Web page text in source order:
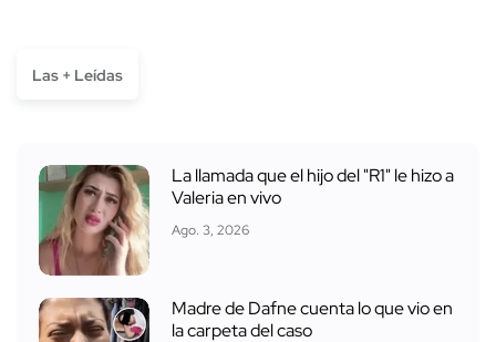
Las + Leídas
La llamada que el hijo del "R1" le hizo a
Valeria en vivo
Ago. 3, 2026
Madre de Dafne cuenta lo que vio en
la carpeta del caso